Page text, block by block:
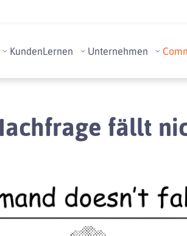
KundenLernen Unternehmen
fällt